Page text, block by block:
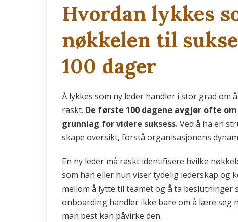
Hvordan lykkes
nøkkelen til
100 dager
Å lykkes som ny leder handler i stor grad
raskt. De første 100 dagene avgjør ofte
grunnlag for videre suksess.Ved å ha en
skape oversikt, forstå organisasjonens
En ny leder må raskt identifisere hvilke
som han eller hun viser tydelig lederskap og
mellom å lytte til teamet og å ta
onboarding handler ikke bare om å lære seg
man best kan påvirke den.